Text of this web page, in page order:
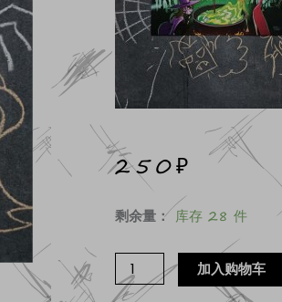
250₽
剩余量： 库存 28 件
万
女
加入购物车